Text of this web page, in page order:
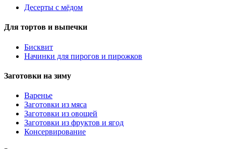
Десерты с мёдом
Для тортов и выпечки
Бисквит
Начинки для пирогов и пирожков
Заготовки на зиму
Варенье
Заготовки из мяса
Заготовки из овощей
Заготовки из фруктов и ягод
Консервирование